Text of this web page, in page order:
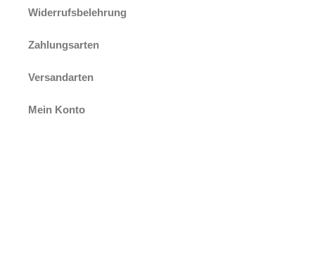
Widerrufsbelehrung
Zahlungsarten
Versandarten
Mein Konto